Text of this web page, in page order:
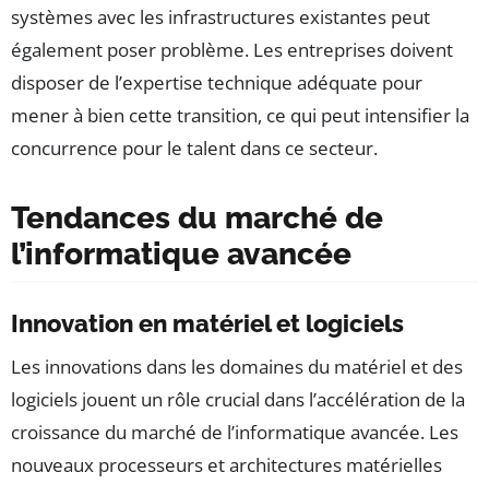
systèmes avec les infrastructures existantes peut
également poser problème. Les entreprises doivent
disposer de l’expertise technique adéquate pour
mener à bien cette transition, ce qui peut intensifier la
concurrence pour le talent dans ce secteur.
Tendances du marché de
l’informatique avancée
Innovation en matériel et logiciels
Les innovations dans les domaines du matériel et des
logiciels jouent un rôle crucial dans l’accélération de la
croissance du marché de l’informatique avancée. Les
nouveaux processeurs et architectures matérielles